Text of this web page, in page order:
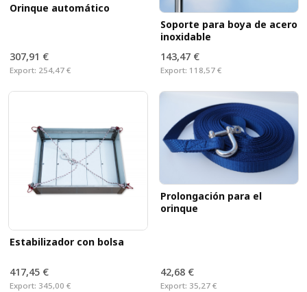
Orinque automático
307,91 €
Export: 254,47 €
Soporte para boya de acero
inoxidable
143,47 €
Export: 118,57 €
Estabilizador con bolsa
417,45 €
Export: 345,00 €
Prolongación para el
orinque
42,68 €
Export: 35,27 €